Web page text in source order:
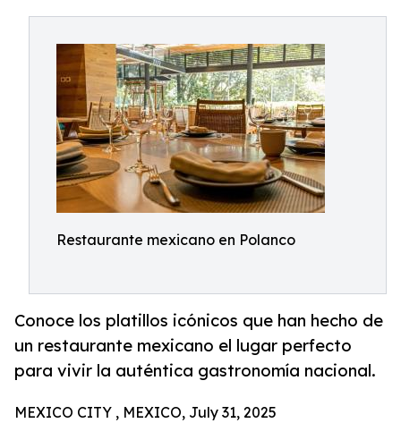
Restaurante mexicano en Polanco
Conoce los platillos icónicos que han hecho de
un restaurante mexicano el lugar perfecto
para vivir la auténtica gastronomía nacional.
MEXICO CITY , MEXICO, July 31, 2025